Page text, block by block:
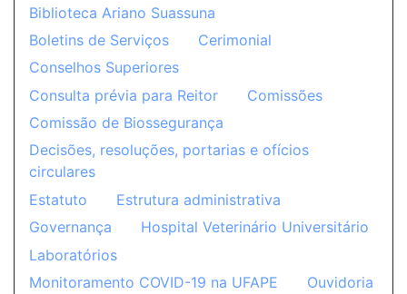
Biblioteca Ariano Suassuna
Boletins de Serviços
Cerimonial
Conselhos Superiores
Consulta prévia para Reitor
Comissões
Comissão de Biossegurança
Decisões, resoluções, portarias e ofícios
circulares
Estatuto
Estrutura administrativa
Governança
Hospital Veterinário Universitário
Laboratórios
Monitoramento COVID-19 na UFAPE
Ouvidoria